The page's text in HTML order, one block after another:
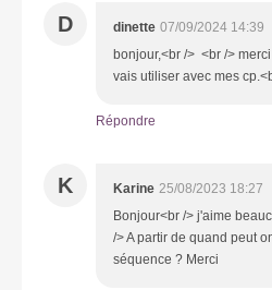
D dinette 07/09/2024 14:39
bonjour,<br /> <br />
vais utiliser avec mes
Répondre
K Karine 25/08/2023 18:27
Bonjour<br /> j'aime
/> A partir de quand peut
séquence ? Merci